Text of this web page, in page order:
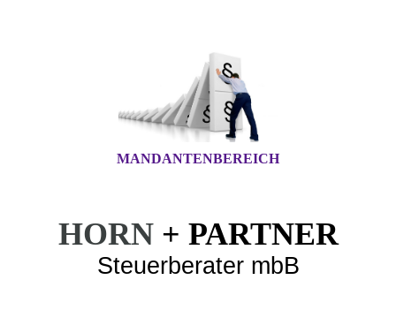
MANDANTENBEREICH
HORN + PARTNER
Steuerberater mbB